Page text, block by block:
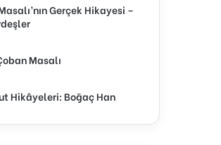
Gerçek Hikayesi –
Masalı
Hikâyeleri: Boğaç Han